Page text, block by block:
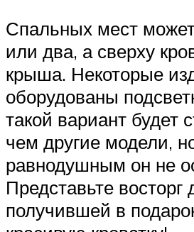
Спальных мест
или два, а сверху
крыша. Некоторые
оборудованы
такой вариант будет
чем другие модели,
равнодушным он не
Представьте восторг
получившей в